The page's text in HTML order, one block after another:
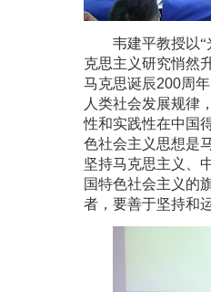
韦建平教授以
克思主义研究悄然
马克思诞辰200周
人类社会发展规律
性和实践性在中国
色社会主义思想是
坚持马克思主义、
国特色社会主义的
者，要善于坚持和